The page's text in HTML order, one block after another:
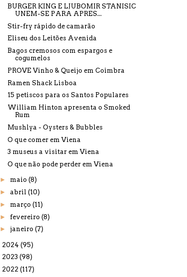
BURGER KING E LJUBOMIR STANISIC
UNEM-SE PARA APRES...
Stir-fry rápido de camarão
Eliseu dos Leitões Avenida
Bagos cremosos com espargos e
cogumelos
PROVE Vinho & Queijo em Coimbra
Ramen Shack Lisboa
15 petiscos para os Santos Populares
William Hinton apresenta o Smoked
Rum
Mushlya - Oysters & Bubbles
O que comer em Viena
3 museus a visitar em Viena
O que não pode perder em Viena
► maio (8)
► abril (10)
► março (11)
► fevereiro (8)
► janeiro (7)
2024 (95)
2023 (98)
2022 (117)